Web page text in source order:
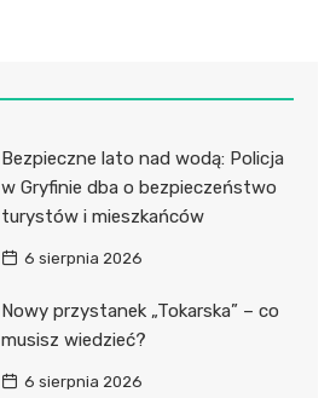
Bezpieczne lato nad wodą: Policja
w Gryfinie dba o bezpieczeństwo
turystów i mieszkańców
6 sierpnia 2026
Nowy przystanek „Tokarska” – co
musisz wiedzieć?
6 sierpnia 2026